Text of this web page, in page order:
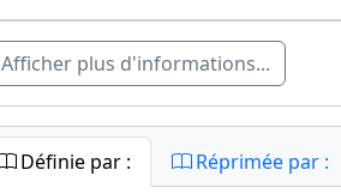
Afficher plus d'informations...
Définie par : Réprimée par :